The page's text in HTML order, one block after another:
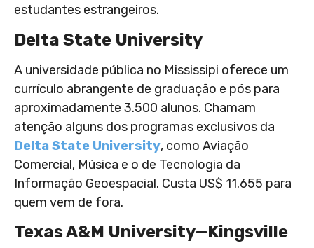
estudantes estrangeiros.
Delta State University
A universidade pública no Mississipi oferece um
currículo abrangente de graduação e pós para
aproximadamente 3.500 alunos. Chamam
atenção alguns dos programas exclusivos da
Delta State University, como Aviação
Comercial, Música e o de Tecnologia da
Informação Geoespacial. Custa US$ 11.655 para
quem vem de fora.
Texas A&M University—Kingsville